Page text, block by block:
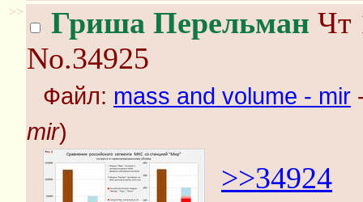
>> Гриша Перельман Чт
No.34925
Файл: mass and volume - mir
mir)
>>34924